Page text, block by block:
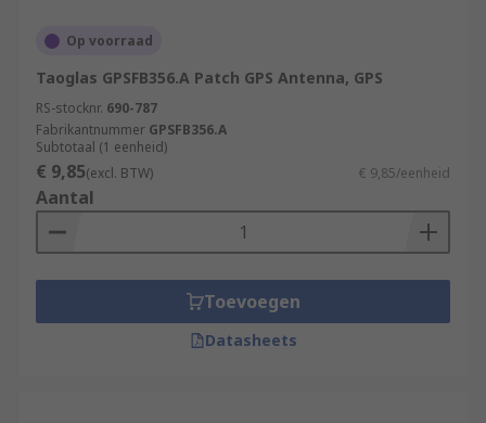
Op voorraad
Taoglas GPSFB356.A Patch GPS Antenna, GPS
RS-stocknr. 690-787
Fabrikantnummer GPSFB356.A
Subtotaal (1 eenheid)
€ 9,85(excl. BTW) € 9,85/eenheid
Aantal
Toevoegen
Datasheets